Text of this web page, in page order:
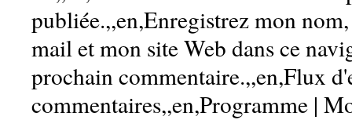
publiée.,,en,Enregistrez mon
mail et mon site Web dans ce
prochain commentaire.,,en,Flux
commentaires,,en,Programme |